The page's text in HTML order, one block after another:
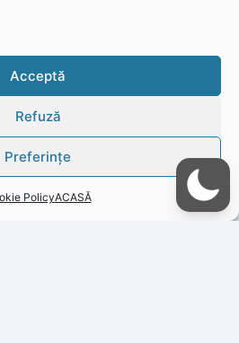
Acceptă
Refuză
Preferințe
PolicyACASĂ